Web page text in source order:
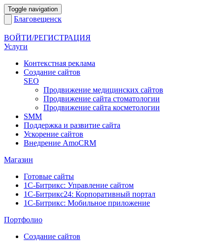
Toggle navigation
Благовещенск
ВОЙТИ/РЕГИСТРАЦИЯ
Услуги
Контекстная реклама
Создание сайтов
SEO
Продвижение медицинских сайтов
Продвижение сайта стоматологии
Продвижение сайта косметологии
SMM
Поддержка и развитие сайта
Ускорение сайтов
Внедрение AmoCRM
Магазин
Готовые сайты
1С-Битрикс: Управление сайтом
1С-Битрикс24: Корпоративный портал
1С-Битрикс: Мобильное приложение
Портфолио
Создание сайтов